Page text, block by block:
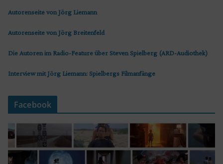
Autorenseite von Jörg Liemann
Autorenseite von Jörg Breitenfeld
Die Autoren im Radio-Feature über Steven Spielberg (ARD-Audiothek)
Interview mit Jörg Liemann: Spielbergs Filmanfänge
Facebook